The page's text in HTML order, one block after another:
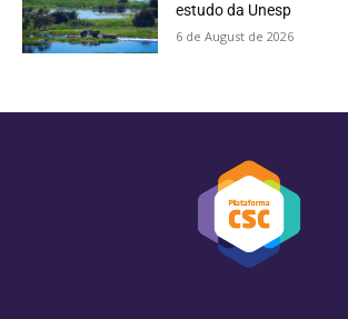
estudo da Unesp
6 de August de 2026